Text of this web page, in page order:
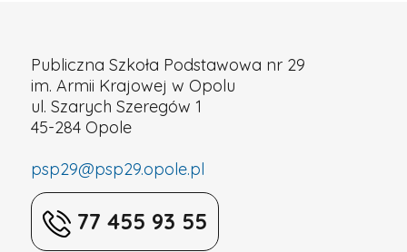
Opolu
Publiczna Szkoła Podstawowa nr 29
im. Armii Krajowej w Opolu
ul. Szarych Szeregów 1
45-284 Opole
psp29@psp29.opole.pl
77 455 93 55